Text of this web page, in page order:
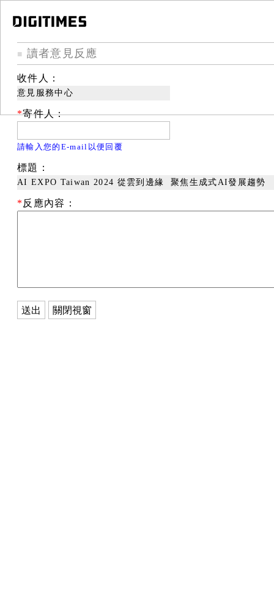
■ 讀者意見反應
收件人：
意見服務中心
*寄件人：
請輸入您的E-mail以便回覆
標題：
AI EXPO Taiwan 2024 從雲到邊緣 聚焦生成式AI發展趨勢
* 反應內容：